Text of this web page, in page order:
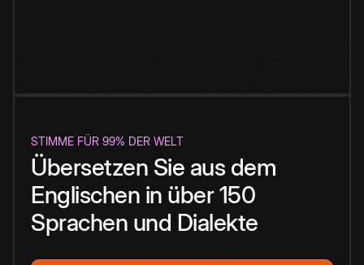
STIMME FÜR 99% DER WELT
Übersetzen Sie aus dem
Englischen in über 150
Sprachen und Dialekte